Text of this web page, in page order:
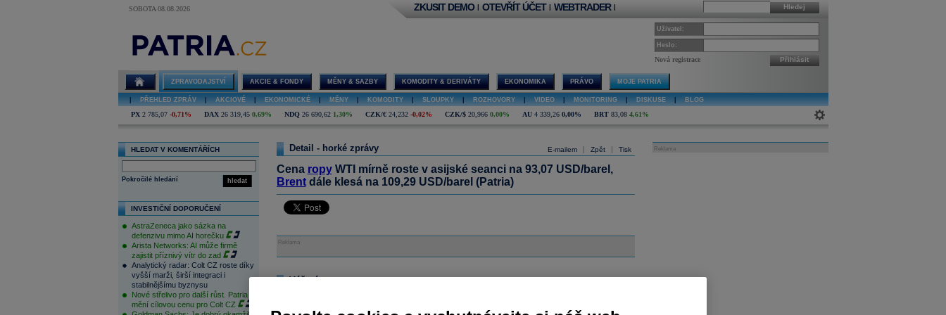
SOBOTA 08.08.2026 Hledej
ZKUSIT DEMO | OTEVŘÍT ÚČET | WEBTRADER |
Uživatel:
Heslo:
Nová registrace Přihlásit
ZPRAVODAJSTVÍ AKCIE & FONDY MĚNY & SAZBY KOMODITY & DERIVÁTY EKONOMIKA PRÁVO MOJE PATRIA
PŘEHLED ZPRÁV AKCIOVÉ EKONOMICKÉ MĚNY KOMODITY SLOUPKY ROZHOVORY VIDEO MONITORING DISKUSE BLOG
PX 2 785,07 -0,71% DAX 26 319,45 0,69% NDQ 26 690,62 1,30% CZK/€ 24,232 -0,02% CZK/$ 20,966 0,00% AU 4 339,26 0,00% BRT 83,08 4,61%
HLEDAT V KOMENTÁŘÍCH
hledat
Pokročilé hledání
INVESTIČNÍ DOPORUČENÍ
AstraZeneca jako sázka na
defenzivu mimo AI horečku
Arista Networks: AI může firmě
zajistit příznivý vítr do zad
Analytický radar: Colt CZ roste díky
vyšší marži, širší integraci i
stabilnějšímu byznysu
Nové střelivo pro další růst. Patria
mění cílovou cenu pro Colt CZ
E-mailem | Zpět | Tisk
Detail - horké zprávy
Cena ropyWTI mírně roste v asijské seanci na 93,07 USD/barel,
Brentdále klesá na 109,29 USD/barel (Patria)
Reklama
Váš názor
Reklama